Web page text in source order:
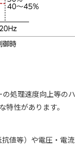
処理速度向上等の
特性があります。
値等）や電圧・電